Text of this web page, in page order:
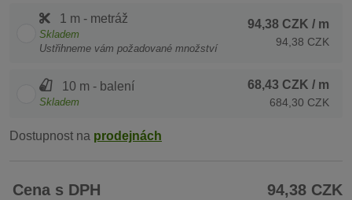
1 m - metráž
Skladem
Ustřihneme vám požadované množství
94,38 CZK / m
94,38 CZK
10 m - balení
Skladem
68,43 CZK / m
684,30 CZK
Dostupnost na prodejnách
Cena s DPH 94,38 CZK